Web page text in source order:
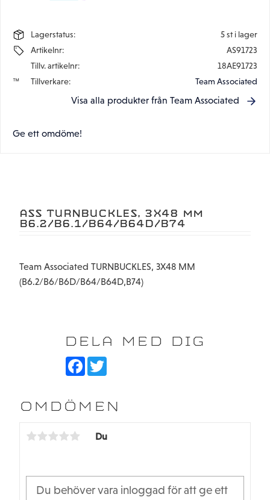
Lagerstatus
5 st i lager
Artikelnr
AS91723
Tillv. artikelnr
18AE91723
Tillverkare
Team Associated
Visa alla produkter från Team Associated
Ge ett omdöme!
ASS TURNBUCKLES, 3X48 MM
B6.2/B6.1/B64/B64D/B74
Team Associated TURNBUCKLES, 3X48 MM
(B6.2/B6/B6D/B64/B64D,B74)
DELA MED DIG
F
b
o
T
t
e
OMDÖMEN
Du